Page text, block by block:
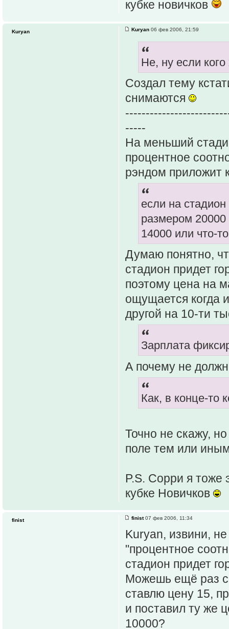
кубке новичков
Kuryan 06 фев 2006, 21:59
Не, ну если
Создал тему
снимаются
-----
На меньший
процентное
рэндом приложит
если на
размером
14000 или что-
Думаю понятно,
стадион придет
поэтому цена на
ощущается когда
другой на 10-ти
Зарплата
А почему не
Как, в конце-то
Точно не скажу,
поле тем или
P.S. Сорри я тоже
кубке Новичков
Kuryan
finist07 фев 2006, 11:34
Kuryan, извини,
"процентное
стадион придет
Можешь ещё раз
ставлю цену 15,
и поставил ту же
10000?
finist